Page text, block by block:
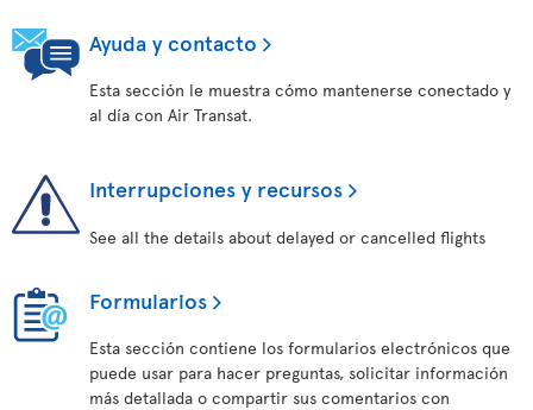
Ayuda y contacto
Esta sección le muestra cómo mantenerse conectado y
al día con Air Transat.
Interrupciones y recursos
See all the details about delayed or cancelled flights
Formularios
Esta sección contiene los formularios electrónicos que
puede usar para hacer preguntas, solicitar información
más detallada o compartir sus comentarios con